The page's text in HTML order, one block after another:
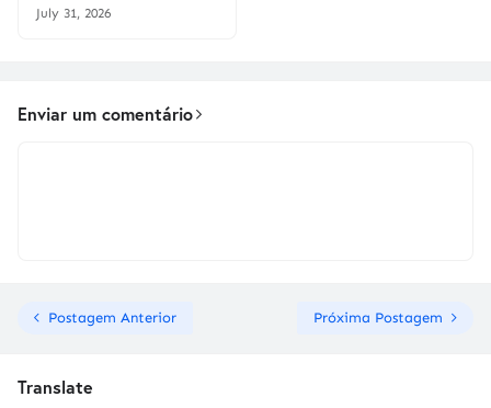
July 31, 2026
Enviar um comentário
Postagem Anterior Próxima Postagem
Translate